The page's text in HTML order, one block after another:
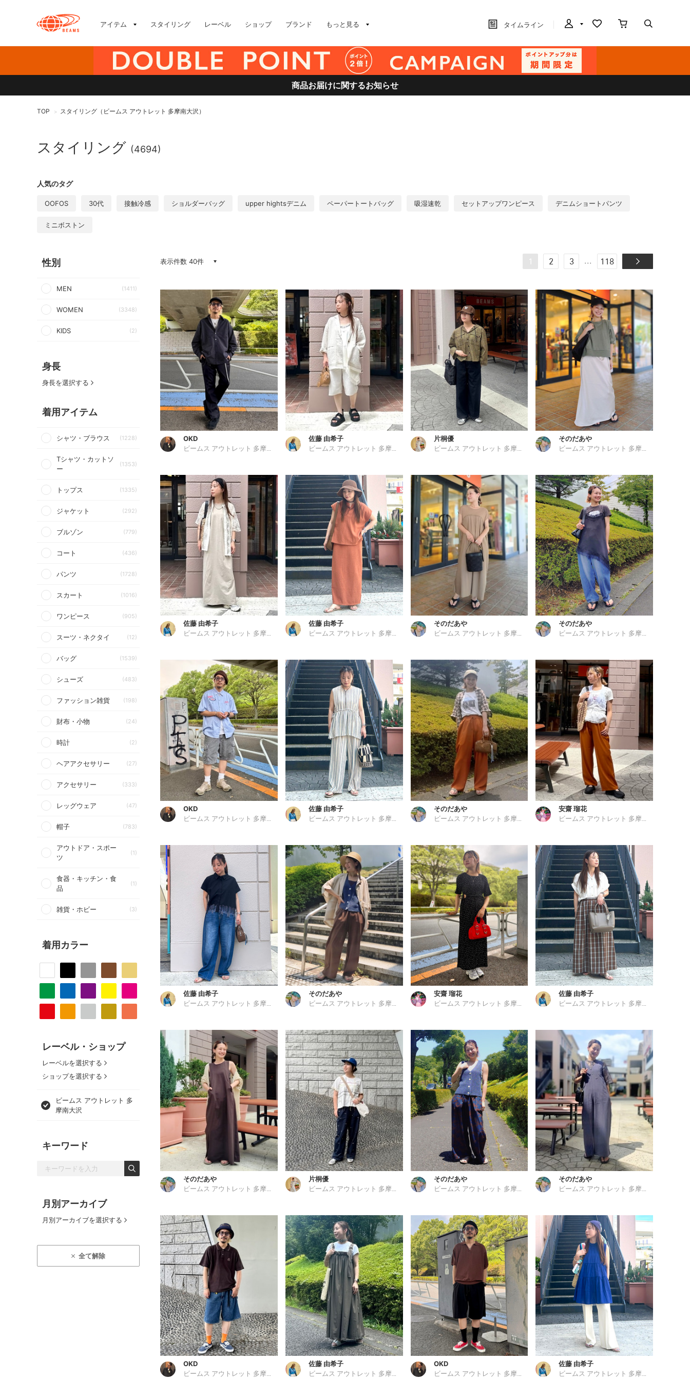
アイテム スタイリング レーベル ショップ ブランド もっと見る タイムライン
商品お届けに関するお知らせ
TOP > スタイリング（ビームス アウトレット 多摩南大沢）
スタイリング (4694)
人気のタグ
OOFOS 30代 接触冷感 ショルダーバッグ upper hightsデニム ペーパートートバッグ 吸湿速乾 セットアップワンピース デニムショートパンツ
ミニボストン
性別
MEN (1411)
WOMEN (3348)
KIDS (2)
身長
身長を選択する
着用アイテム
シャツ・ブラウス (1228)
Tシャツ・カットソ
ー
(1353)
トップス (1335)
ジャケット (292)
ブルゾン (779)
コート (436)
パンツ (1728)
スカート (1016)
ワンピース (905)
スーツ・ネクタイ (12)
バッグ (1539)
シューズ (483)
ファッション雑貨 (198)
財布・小物 (24)
時計 (2)
ヘアアクセサリー (27)
アクセサリー (333)
レッグウェア (47)
帽子 (783)
アウトドア・スポー
ツ
(1)
食器・キッチン・食
品
(1)
雑貨・ホビー (3)
着用カラー
レーベル・ショップ
レーベルを選択する
ショップを選択する
ビームス アウトレット 多
摩南大沢
キーワード
月別アーカイブ
月別アーカイブを選択する
全て解除
表示件数 40件 1 2 3 ... 118
OKD 佐藤 由希子 片桐優 そのだあや
佐藤 由希子
ビームス アウトレット 多摩南大沢
佐藤 由希子
ビームス アウトレット 多摩南大沢
そのだあや
ビームス アウトレット 多摩南大沢
そのだあや
ビームス アウトレット 多摩南大沢
OKD 佐藤 由希子 そのだあや 安齋 瑠花
佐藤 由希子
ビームス アウトレット 多摩南大沢
そのだあや
ビームス アウトレット 多摩南大沢
安齋 瑠花
ビームス アウトレット 多摩南大沢
佐藤 由希子
ビームス アウトレット 多摩南大沢
そのだあや 片桐優 そのだあや そのだあや
OKD
ビームス アウトレット 多摩南大沢
佐藤 由希子
ビームス アウトレット 多摩南大沢
OKD
ビームス アウトレット 多摩南大沢
佐藤 由希子
ビームス アウトレット 多摩南大沢